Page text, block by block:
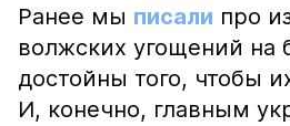
Ранее мы писали про
волжских угощений на
достойны того, чтобы
И, конечно, главным